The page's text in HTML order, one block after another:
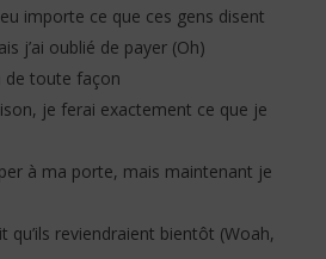
importe ce que ces gens disent
j’ai oublié de payer (Oh)
de toute façon
je ferai exactement ce que je
à ma porte, mais maintenant je
qu’ils reviendraient bientôt (Woah,